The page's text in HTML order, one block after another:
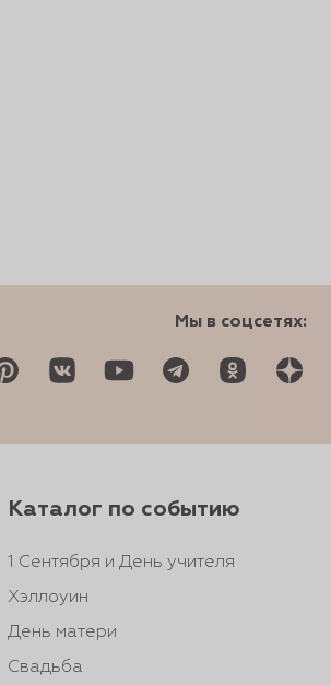
Мы в соцсетях:
Каталог по событию
1 Сентября и День учителя
Хэллоуин
День матери
Свадьба